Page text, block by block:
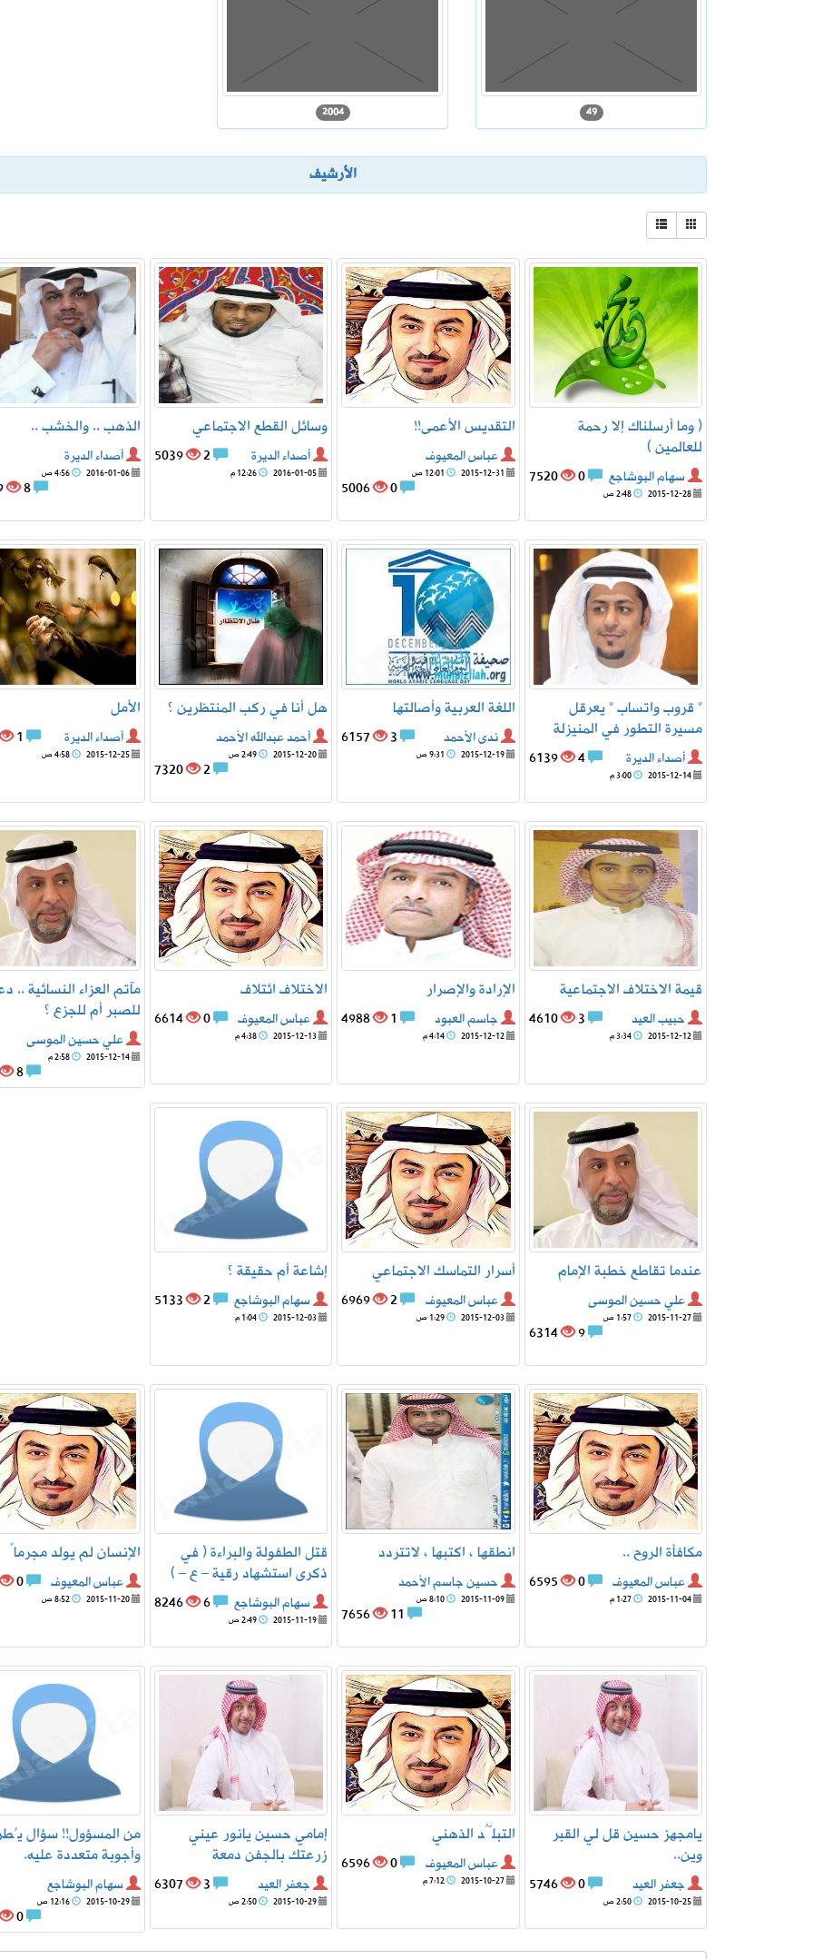
2026-08-06 رسميًا.. الأهلي يعلن التعاقد مع الكرواتي الهولندي مارينو بوسيتش
49
2004
الأرشيف
الذهب .. والخشب ..
أصداء الديرة
2016-01-06 4:56 ص
11259
وسائل القطع الاجتماعي
أصداء الديرة
2016-01-05 12:26 م
2
5039
التقديس الأعمى!!‎
عباس المعيوف
2015-12-31
0
5006
( وما أرسلناك إلا رحمة
للعالمين )
سهام البوشاجع
2015-12-28 2:48 ص
0
7520
الأمل
أصداء الديرة
2015-12-25 4:58 ص
هل أنا في ركب المنتظرين ؟
أحمد عبدالله الأحمد
2015-12-20 2:49 ص
2
7320
اللغة العربية وأصالتها
ندى الأحمد
2015-12-19
3
6157
” قروب واتساب ” يعرقل
مسيرة التطور في المنيزلة
أصداء الديرة
2015-12-14 3:00 م
4
6139
مآتم العزاء النسائية ..
للصبر أم للجزع ؟
علي حسين الموسى
2015-12-14 2:58 م
الاختلاف ائتلاف‎
عباس المعيوف
2015-12-13 4:38 م
0
6614
الإرادة والإصرار
جاسم العبود
2015-12-12 4:14 م
1
4988
قيمة الاختلاف الاجتماعية
حبيب العيد
2015-12-12 3:34 م
4610
إشاعة أم حقيقة ؟
سهام البوشاجع
2015-12-03 1:04 م
2
5133
أسرار التماسك الاجتماعي
عباس المعيوف
2015-12-03 1:29 ص
2
6969
عندما تقاطع خطبة الإمام
علي حسين الموسى
2015-11-27 1:57 ص
9
6314
الإنسان لم يولد مجرماً‎
عباس المعيوف
2015-11-20 8:52 ص
قتل الطفولة والبراءة ( في
ذكرى استشهاد رقية – ع – )
سهام البوشاجع
2015-11-19 2:49 ص
6
8246
انطقها ، اكتبها ، لاتتردد
حسين جاسم الأحمد
2015-11-09 8:10 ص
11
7656
مكافأة الروح ..‎
عباس المعيوف
2015-11-04 1:27 م
0
6595
من المسؤول!! سؤال
وأجوبة متعددة عليه.
سهام البوشاجع
2015-10-29 12:16 ص
إمامي حسين يانور عيني
زرعتك بالجفن دمعة
جعفر العيد
2015-10-29 2:50 ص
3
6307
التبلُّد الذهني
عباس المعيوف
2015-10-27 7:12 م
0
6596
يامجهز حسين قل لي القبر
وين..
جعفر العيد
2015-10-25 2:50 ص
0
5746